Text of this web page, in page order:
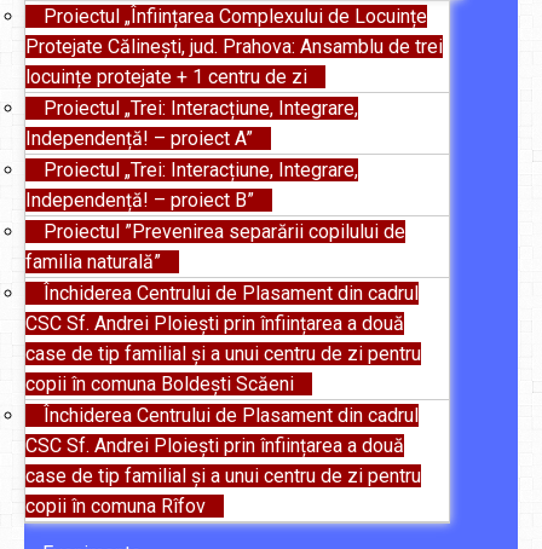
Proiectul „Înființarea Complexului de Locuințe
Protejate Călinești, jud. Prahova: Ansamblu de trei
locuințe protejate + 1 centru de zi
Proiectul „Trei: Interacțiune, Integrare,
Independență! – proiect A”
Proiectul „Trei: Interacțiune, Integrare,
Independență! – proiect B”
Proiectul ”Prevenirea separării copilului de
familia naturală”
Închiderea Centrului de Plasament din cadrul
CSC Sf. Andrei Ploiești prin înființarea a două
case de tip familial și a unui centru de zi pentru
copii în comuna Boldești Scăeni
Închiderea Centrului de Plasament din cadrul
CSC Sf. Andrei Ploiești prin înființarea a două
case de tip familial și a unui centru de zi pentru
copii în comuna Rîfov